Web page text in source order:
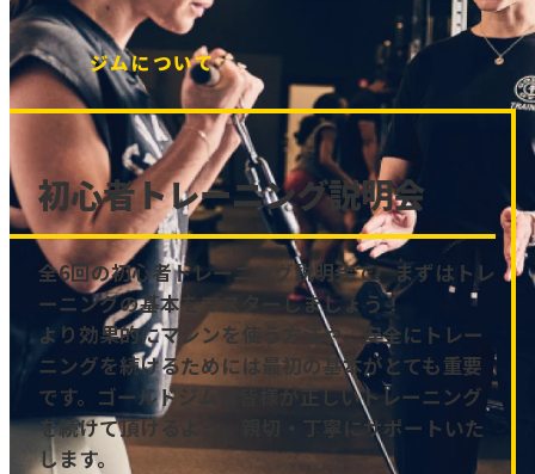
ジムについて
初心者トレーニング説明会
全6回の初心者トレーニング説明会で、まずはトレ
ーニングの基本をマスターしましょう！
より効果的にマシンを使う方法や、安全にトレー
ニングを続けるためには最初の基本がとても重要
です。ゴールドジムは皆様が正しいトレーニング
を続けて頂けるよう、親切・丁寧にサポートいた
します。